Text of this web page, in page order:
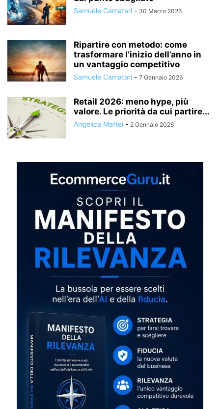
Samuele Camatari - 30 Marzo 2026
Ripartire con metodo: come
trasformare l’inizio dell’anno in
un vantaggio competitivo
Samuele Camatari - 7 Gennaio 2026
Retail 2026: meno hype, più
valore. Le priorità da cui partire...
Angelica Maftei - 2 Gennaio 2026